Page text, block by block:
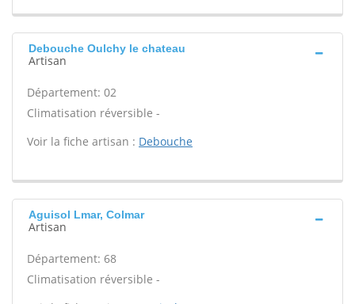
Debouche Oulchy le chateau
Artisan
Département: 02
Climatisation réversible -
Voir la fiche artisan : Debouche
Aguisol Lmar, Colmar
Artisan
Département: 68
Climatisation réversible -